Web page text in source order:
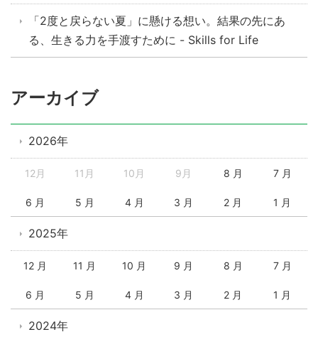
「2度と戻らない夏」に懸ける想い。結果の先にあ
る、生きる力を手渡すために - Skills for Life
アーカイブ
2026年
12月 11月 10月 9月 8 月 7 月
6 月 5 月 4 月 3 月 2 月 1 月
2025年
12 月 11 月 10 月 9 月 8 月 7 月
6 月 5 月 4 月 3 月 2 月 1 月
2024年